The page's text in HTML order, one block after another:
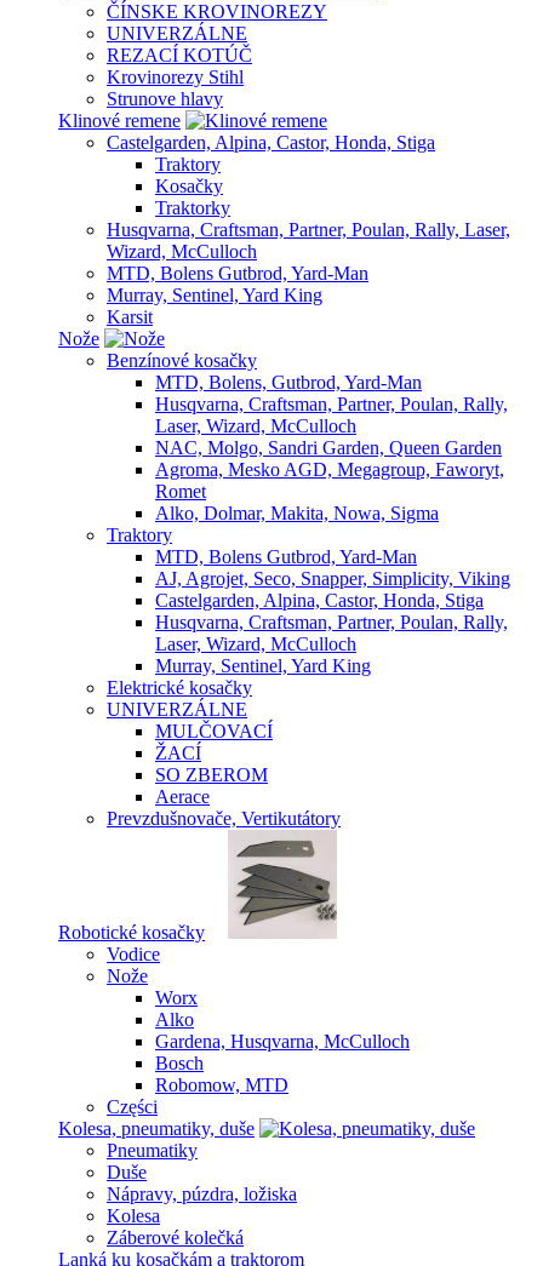
ČÍNSKE KROVINOREZY
UNIVERZÁLNE
REZACÍ KOTÚČ
Krovinorezy Stihl
Strunove hlavy
Klinové remene
Castelgarden, Alpina, Castor, Honda, Stiga
Traktory
Kosačky
Traktorky
Husqvarna, Craftsman, Partner, Poulan, Rally, Laser,
Wizard, McCulloch
MTD, Bolens Gutbrod, Yard-Man
Murray, Sentinel, Yard King
Karsit
Nože
Benzínové kosačky
MTD, Bolens, Gutbrod, Yard-Man
Husqvarna, Craftsman, Partner, Poulan, Rally,
Laser, Wizard, McCulloch
NAC, Molgo, Sandri Garden, Queen Garden
Agroma, Mesko AGD, Megagroup, Faworyt,
Romet
Alko, Dolmar, Makita, Nowa, Sigma
Traktory
MTD, Bolens Gutbrod, Yard-Man
AJ, Agrojet, Seco, Snapper, Simplicity, Viking
Castelgarden, Alpina, Castor, Honda, Stiga
Husqvarna, Craftsman, Partner, Poulan, Rally,
Laser, Wizard, McCulloch
Murray, Sentinel, Yard King
Elektrické kosačky
UNIVERZÁLNE
MULČOVACÍ
ŽACÍ
SO ZBEROM
Aerace
Prevzdušnovače, Vertikutátory
Robotické kosačky
Vodice
Nože
Worx
Alko
Gardena, Husqvarna, McCulloch
Bosch
Robomow, MTD
Części
Kolesa, pneumatiky, duše
Pneumatiky
Duše
Nápravy, púzdra, ložiska
Kolesa
Záberové kolečká
Lanká ku kosačkám a traktorom